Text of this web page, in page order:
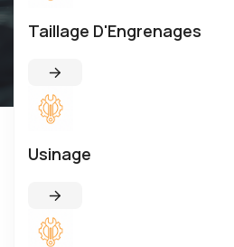
Taillage D'Engrenages
Usinage